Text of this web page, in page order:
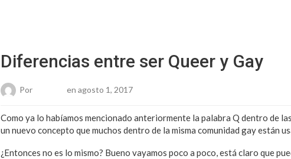
Diferencias entre ser Queer y Gay
Por en agosto 1, 2017
Como ya lo habíamos mencionado anteriormente la palabra Q dentro de las
un nuevo concepto que muchos dentro de la misma comunidad gay están
¿Entonces no es lo mismo? Bueno vayamos poco a poco, está claro que